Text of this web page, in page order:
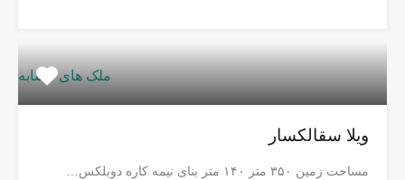
ملک های مشابه
ویلا سقالکسار
مساحت زمین ۳۵۰ متر ۱۴۰ متر بنای نیمه کاره دوبلکس…